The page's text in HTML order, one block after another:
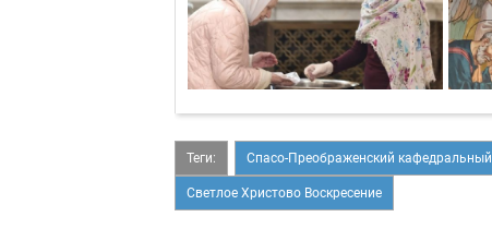
Теги: Спасо-Преображенский
Светлое Христово Воскресение